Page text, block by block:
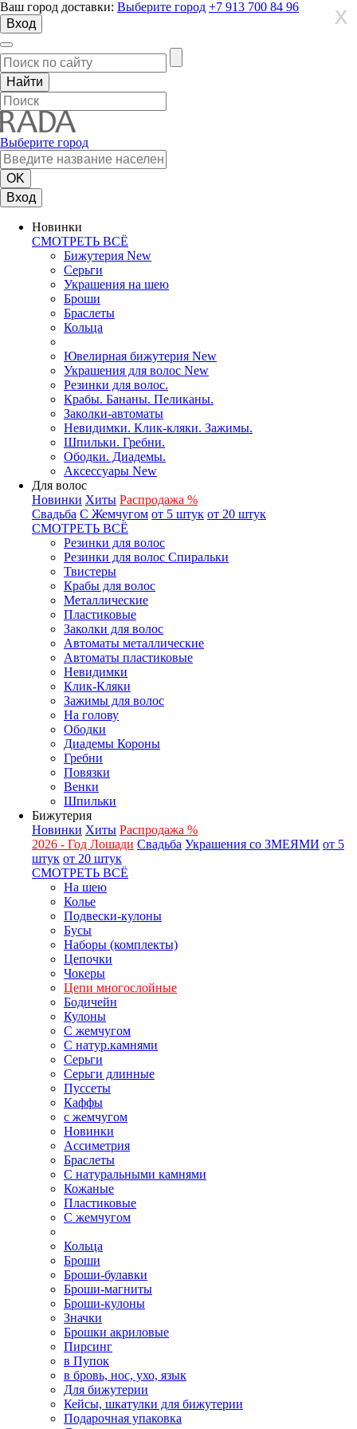
Ваш город доставки: Выберите город +7 913 700 84 96
Вход
Выберите город
Вход
Новинки
СМОТРЕТЬ ВСЁ
Бижутерия New
Серьги
Украшения на шею
Броши
Браслеты
Кольца
Ювелирная бижутерия New
Украшения для волос New
Резинки для волос.
Крабы. Бананы. Пеликаны.
Заколки-автоматы
Невидимки. Клик-кляки. Зажимы.
Шпильки. Гребни.
Ободки. Диадемы.
Аксессуары New
Для волос
Новинки Хиты Распродажа %
Свадьба С Жемчугом от 5 штук от 20 штук
СМОТРЕТЬ ВСЁ
Резинки для волос
Резинки для волос Спиральки
Твистеры
Крабы для волос
Металлические
Пластиковые
Заколки для волос
Автоматы металлические
Автоматы пластиковые
Невидимки
Клик-Кляки
Зажимы для волос
На голову
Ободки
Диадемы Короны
Гребни
Повязки
Венки
Шпильки
Бижутерия
Новинки Хиты Распродажа %
2026 - Год Лошади Свадьба Украшения со ЗМЕЯМИ от 5
штук от 20 штук
СМОТРЕТЬ ВСЁ
На шею
Колье
Подвески-кулоны
Бусы
Наборы (комплекты)
Цепочки
Чокеры
Цепи многослойные
Бодичейн
Кулоны
С жемчугом
С натур.камнями
Серьги
Серьги длинные
Пуссеты
Каффы
с жемчугом
Новинки
Ассиметрия
Браслеты
С натуральными камнями
Кожаные
Пластиковые
С жемчугом
Кольца
Броши
Броши-булавки
Броши-магниты
Броши-кулоны
Значки
Брошки акриловые
Пирсинг
в Пупок
в бровь, нос, ухо, язык
Для бижутерии
Кейсы, шкатулки для бижутерии
Подарочная упаковка
X
X
X